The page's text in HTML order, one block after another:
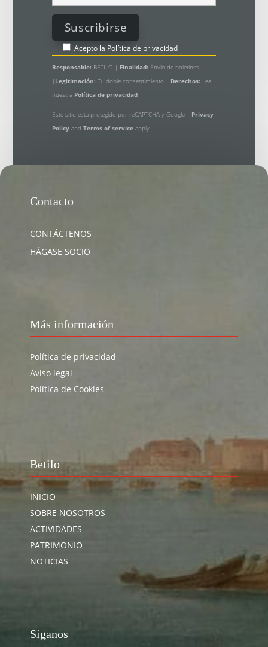
Acepto la Política de privacidad
Responsable: BETILO | Finalidad: Envío de boletines
| Legitimación: Tu doble consentimiento | Derechos: Lea
nuestra Política de privacidad
Este sitio está protegido por reCAPTCHA y Google | Privacy
Policy and Terms of serviceapply
Contacto
CONTÁCTENOS
HÁGASE SOCIO
Más información
Política de privacidad
Aviso legal
Política de Cookies
Betilo
INICIO
SOBRE NOSOTROS
ACTIVIDADES
PATRIMONIO
NOTICIAS
Síganos